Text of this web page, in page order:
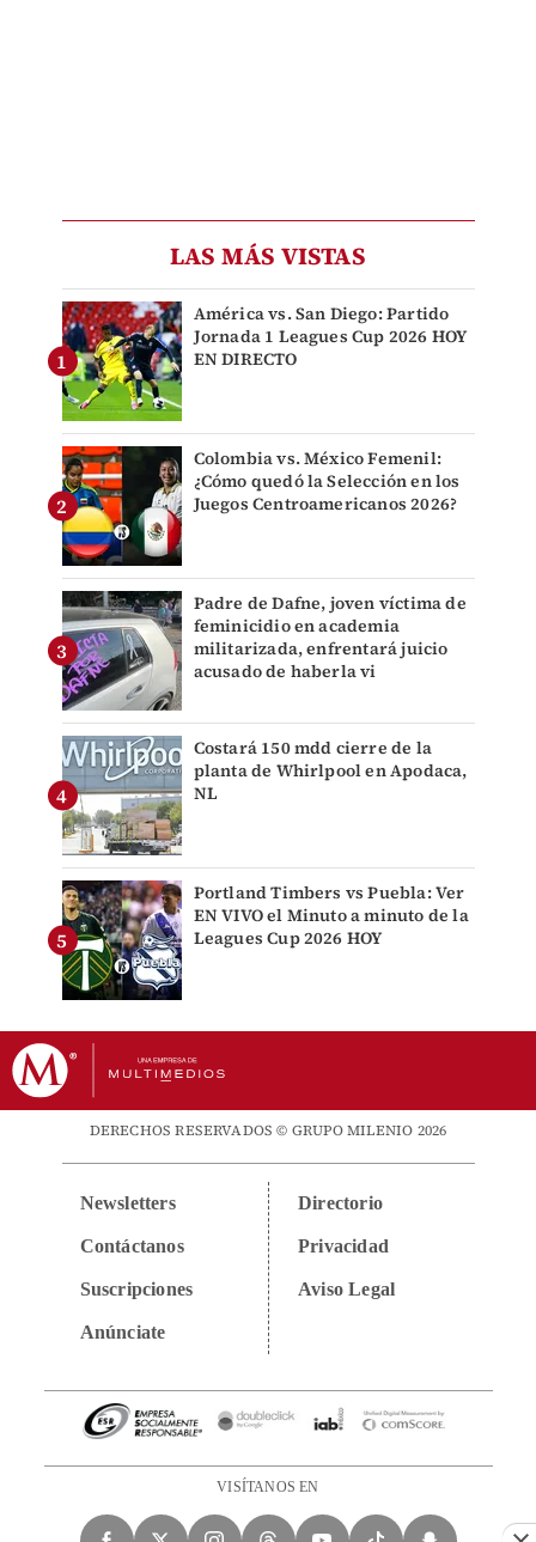
LAS MÁS VISTAS
América vs. San Diego: Partido
Jornada 1 Leagues Cup 2026 HOY
EN DIRECTO
Colombia vs. México Femenil:
¿Cómo quedó la Selección en los
Juegos Centroamericanos 2026?
Padre de Dafne, joven víctima de
feminicidio en academia
militarizada, enfrentará juicio
acusado de haberla vi
Costará 150 mdd cierre de la
planta de Whirlpool en Apodaca,
NL
Portland Timbers vs Puebla: Ver
EN VIVO el Minuto a minuto de la
Leagues Cup 2026 HOY
DERECHOS RESERVADOS © GRUPO MILENIO 2026
Newsletters
Contáctanos
Suscripciones
Anúnciate
Directorio
Privacidad
Aviso Legal
VISÍTANOS EN